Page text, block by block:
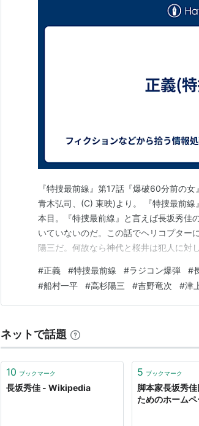
私の胸には蝮が宿り―鷹丘城悲恋
特捜最前線
学校があぶない！
華の嵐 （東海テレビ）
映画脚本
ウルトラマンゼアス
ビデオ・DVD脚本
燃えよ剣
宮本武蔵ASIN:B00006RTLT
キカイダー
『特捜最前線』第17話『爆破60分前の
青木弘司、(C) 東映)より。 『特捜最前
本目。『特捜最前線』と言えば長坂秀佳
いていないのだ。この話でヘリコプター
陽三だ。何故なら神代と桜井は犯人に対
吉野と津上は桜井の救出(?)につきっきり
ているからだ。更には、非情な神代が珍
#正義 #特捜最前線 #ラジコン爆弾 #
#船村一平 #高杉陽三 #吉野竜次 #津
ネットで話題
10 ブックマーク
長坂秀佳 - Wikipedia
5 ブックマーク
脚本家長坂秀
ためのホームペ